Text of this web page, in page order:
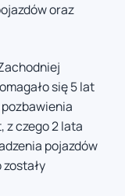
oraz
się 5 lat
z czego 2 lata
pojazdów